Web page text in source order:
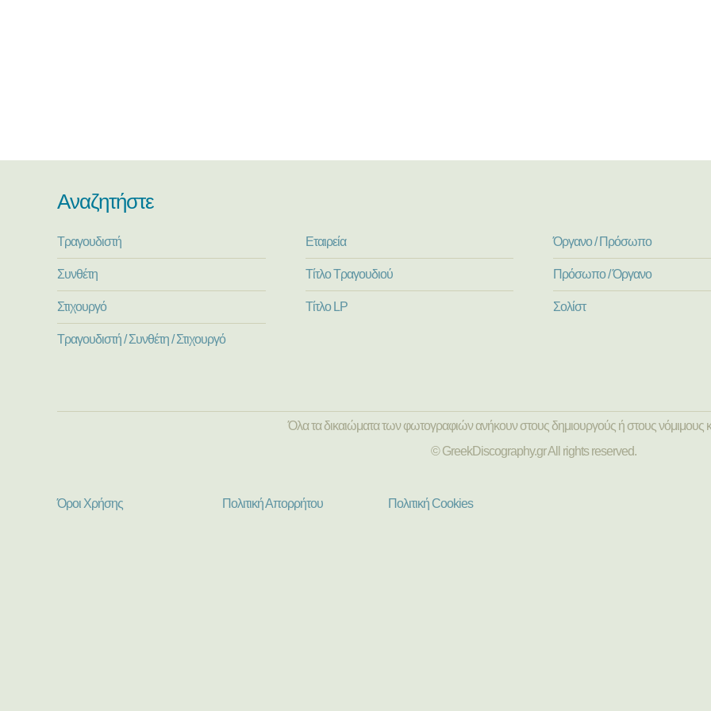
Αναζητήστε
Τραγουδιστή
Συνθέτη
Στιχουργό
Τραγουδιστή / Συνθέτη / Στιχουργό
Εταιρεία
Τίτλο Τραγουδιού
Τίτλο LP
Όργανο / Πρόσωπο
Πρόσωπο / Όργανο
Σολίστ
Όλα τα δικαιώματα των φωτογραφιών ανήκουν στους δημιουργούς ή στους νόμιμους
© GreekDiscography.gr All rights reserved.
Όροι Χρήσης Πολιτική Απορρήτου Πολιτική Cookies